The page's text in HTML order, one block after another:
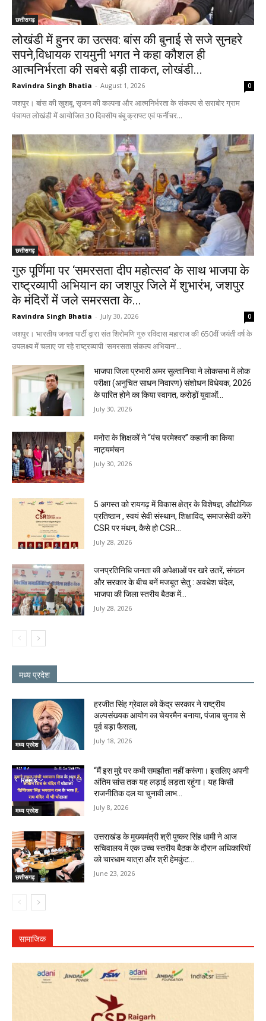
छत्तीसगढ़
लोखंडी में हुनर का उत्सव: बांस की बुनाई से सजे सुनहरे
सपने,विधायक रायमुनी भगत ने कहा कौशल ही
आत्मनिर्भरता की सबसे बड़ी ताकत, लोखंडी...
Ravindra Singh Bhatia - August 1, 2026 0
जशपुर। बांस की खुशबू, सृजन की कल्पना और आत्मनिर्भरता के संकल्प से सराबोर ग्राम
पंचायत लोखंडी में आयोजित 30 दिवसीय बंबू क्राफ्ट एवं फर्नीचर...
छत्तीसगढ़
गुरु पूर्णिमा पर ‘समरसता दीप महोत्सव’ के साथ भाजपा के
राष्ट्रव्यापी अभियान का जशपुर जिले में शुभारंभ, जशपुर
के मंदिरों में जले समरसता के...
Ravindra Singh Bhatia - July 30, 2026 0
जशपुर। भारतीय जनता पार्टी द्वारा संत शिरोमणि गुरु रविदास महाराज की 650वीं जयंती वर्ष के
उपलक्ष्य में चलाए जा रहे राष्ट्रव्यापी 'समरसता संकल्प अभियान'...
भाजपा जिला प्रभारी अमर सुल्तानिया ने लोकसभा में लोक
परीक्षा (अनुचित साधन निवारण) संशोधन विधेयक, 2026
के पारित होने का किया स्वागत, करोड़ों युवाओं...
July 30, 2026
मनोरा के शिक्षकों ने “पंच परमेश्वर” कहानी का किया
नाट्यमंचन
July 30, 2026
5 अगस्त को रायगढ़ में विकास क्षेत्र के विशेषज्ञ, औद्योगिक
प्रतिष्ठान , स्वयं सेवी संस्थान, शिक्षाविद्, समाजसेवी करेंगे
CSR पर मंथन, कैसे हो CSR...
July 28, 2026
जनप्रतिनिधि जनता की अपेक्षाओं पर खरे उतरें, संगठन
और सरकार के बीच बनें मजबूत सेतु : अवधेश चंदेल,
भाजपा की जिला स्तरीय बैठक में...
July 28, 2026
मध्य प्रदेश
मध्य प्रदेश
हरजीत सिंह ग्रेवाल को केंद्र सरकार ने राष्ट्रीय
अल्पसंख्यक आयोग का चेयरमैन बनाया, पंजाब चुनाव से
पूर्व बड़ा फैसला,
July 18, 2026
मध्य प्रदेश
“मैं इस मुद्दे पर कभी समझौता नहीं करूंगा। इसलिए अपनी
अंतिम सांस तक यह लड़ाई लड़ता रहूंगा। यह किसी
राजनीतिक दल या चुनावी लाभ...
July 8, 2026
छत्तीसगढ़
उत्तराखंड के मुख्यमंत्री श्री पुष्कर सिंह धामी ने आज
सचिवालय में एक उच्च स्तरीय बैठक के दौरान अधिकारियों
को चारधाम यात्रा और श्री हेमकुंट...
June 23, 2026
सामाजिक